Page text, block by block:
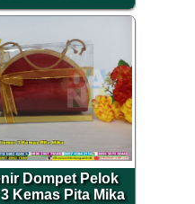
Dompet Pelok
Kemas Pita Mika